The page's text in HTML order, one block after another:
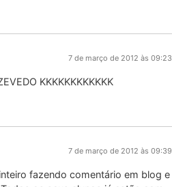
7 de março de 2012 às 09:23
KKKKKKKKKKKK
7 de março de 2012 às 09:39
fazendo comentário em blog e